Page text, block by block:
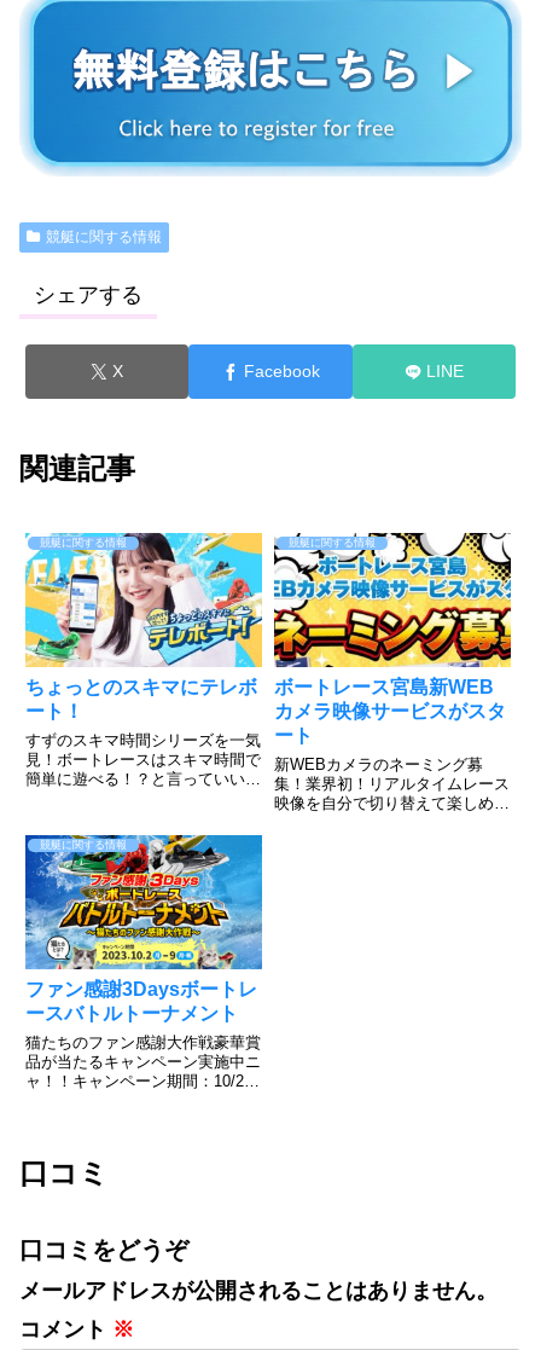
競艇に関する情報
シェアする
X Facebook LINE
関連記事
競艇に関する情報
ちょっとのスキマにテレボ
ート！
すずのスキマ時間シリーズを一気
見！ボートレースはスキマ時間で
簡単に遊べる！？と言っていいの
画をご覧下さい。簡単に登録でき
て、好きな色を選んで勝負できる
のがボートレース！だが、そん
な...
競艇に関する情報
ボートレース宮島新WEB
カメラ映像サービスがスタ
ート
新WEBカメラのネーミング募
集！業界初！リアルタイムレース
映像を自分で切り替えて楽しめ
競艇に関する情報
ファン感謝3Daysボートレ
ースバトルトーナメント
猫たちのファン感謝大作戦豪華賞
品が当たるキャンペーン実施中ニ
ャ！！キャンペーン期間：10/2～
る！キャンペーン投稿をリポスト
するだけInstagra...
口コミ
口コミをどうぞ
メールアドレスが公開されることはありません。
コメント ※